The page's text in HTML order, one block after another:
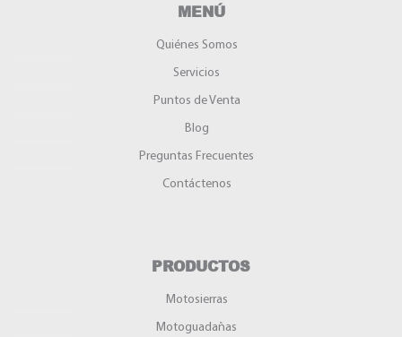
MENÚ
Quiénes Somos
Servicios
Puntos de Venta
Blog
Preguntas Frecuentes
Contáctenos
PRODUCTOS
Motosierras
Motoguadañas